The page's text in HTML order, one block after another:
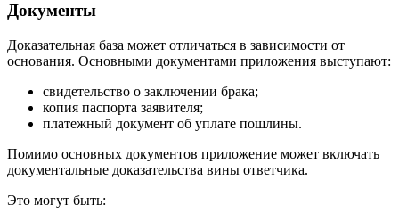
Документы
Доказательная база может отличаться в зависимости от
основания. Основными документами приложения выступают:
свидетельство о заключении брака;
копия паспорта заявителя;
платежный документ об уплате пошлины.
Помимо основных документов приложение может включать
документальные доказательства вины ответчика.
Это могут быть: